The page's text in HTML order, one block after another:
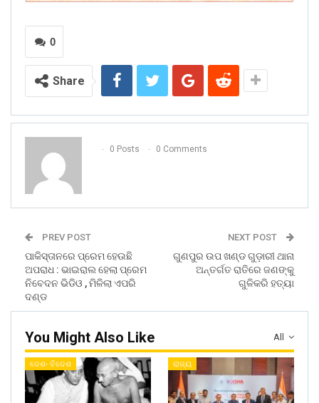
0
Share
0 Posts 0 Comments
PREV POST
ପାକିସ୍ତାନରେ ପ୍ରେମ ହେଉଛି
ଅପରାଧ : ଭାଇରାଲ ହେଲା ପ୍ରେମ
ନିବେଦନ ଭିଡିଓ , ମିଳିଲା ଏପରି
ଦଣ୍ଡ
NEXT POST
ଗୁଣପୁର ଉପ ଖଣ୍ଡ ଗୁଡ଼ାରୀ ଥାନା
ଅନ୍ତର୍ଗତ ରାତିରେ ଜଣଙ୍କୁ
ଗୁଳିକରି ହତ୍ୟା
All
You Might Also Like
ଦେଶ- ବିଦେଶ ରାଜ୍ୟ